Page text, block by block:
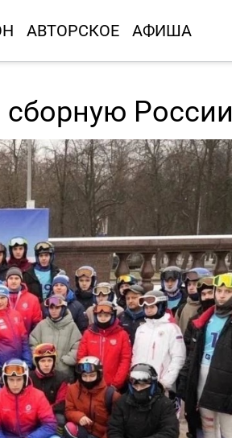
АВТОРСКОЕ АФИША
России